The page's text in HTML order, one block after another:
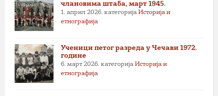
члановима штаба, март 1945.
1. април 2026. категорија Историја и
етнографија
Ученици петог разреда у Чечави 1972.
године
6. март 2026. категорија Историја и
етнографија